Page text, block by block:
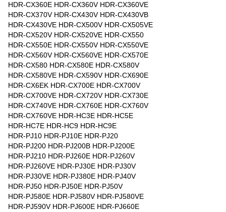
HDR-CX360E HDR-CX360V HDR-CX360VE
HDR-CX370V HDR-CX430V HDR-CX430VB
HDR-CX430VE HDR-CX500V HDR-CX505VE
HDR-CX520V HDR-CX520VE HDR-CX550
HDR-CX550E HDR-CX550V HDR-CX550VE
HDR-CX560V HDR-CX560VE HDR-CX570E
HDR-CX580 HDR-CX580E HDR-CX580V
HDR-CX580VE HDR-CX590V HDR-CX690E
HDR-CX6EK HDR-CX700E HDR-CX700V
HDR-CX700VE HDR-CX720V HDR-CX730E
HDR-CX740VE HDR-CX760E HDR-CX760V
HDR-CX760VE HDR-HC3E HDR-HC5E
HDR-HC7E HDR-HC9 HDR-HC9E
HDR-PJ10 HDR-PJ10E HDR-PJ20
HDR-PJ200 HDR-PJ200B HDR-PJ200E
HDR-PJ210 HDR-PJ260E HDR-PJ260V
HDR-PJ260VE HDR-PJ30E HDR-PJ30V
HDR-PJ30VE HDR-PJ380E HDR-PJ40V
HDR-PJ50 HDR-PJ50E HDR-PJ50V
HDR-PJ580E HDR-PJ580V HDR-PJ580VE
HDR-PJ590V HDR-PJ600E HDR-PJ660E